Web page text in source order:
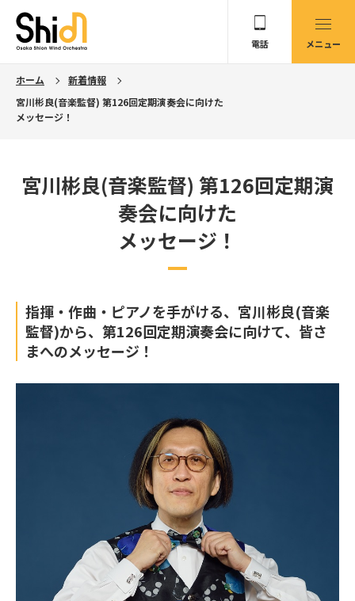
メニュー
電話
ホーム
新着情報
宮川彬良(音楽監督) 第126回定期演奏会に向けた
メッセージ！
宮川彬良(音楽監督) 第126回定期演
奏会に向けた
メッセージ！
指揮・作曲・ピアノを手がける、宮川彬良(音楽
監督)から、第126回定期演奏会に向けて、皆さ
まへのメッセージ！